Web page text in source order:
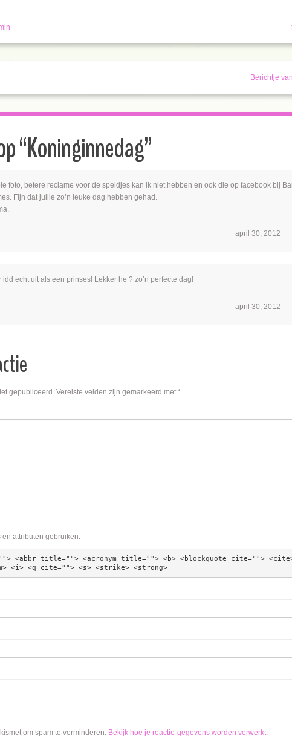
Berichtje
“Koninginnedag”
foto, betere reclame voor de speldjes kan ik niet hebben en ook die op facebook bij
Fijn dat jullie zo’n leuke dag hebben gehad.
april 30, 2012
idd echt uit als een prinses! Lekker he ? zo’n perfecte dag!
april 30, 2012
gepubliceerd. Vereiste velden zijn gemarkeerd met*
en attributen gebruiken:
<abbr title=""> <acronym title=""> <b> <blockquote cite=""> <cite>
<i> <q cite=""> <s> <strike> <strong>
om spam te verminderen. Bekijk hoe je reactie-gegevens worden verwerkt.